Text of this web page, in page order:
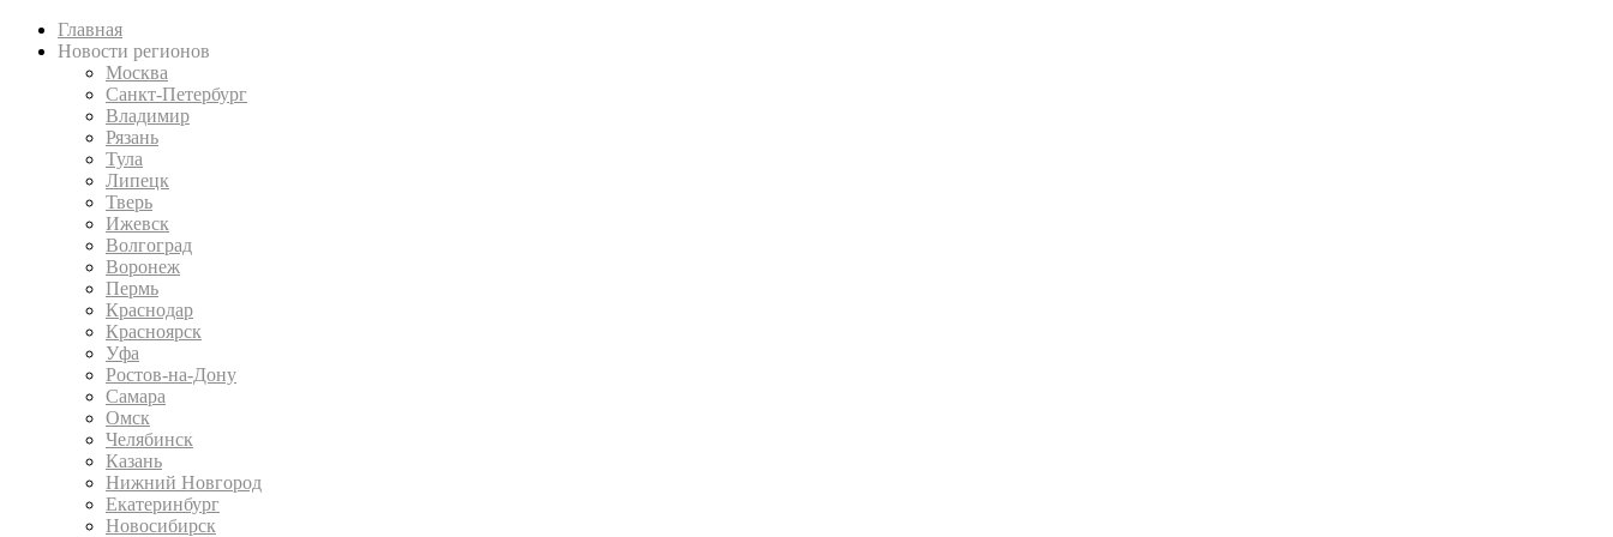
Главная
Новости регионов
Москва
Санкт-Петербург
Владимир
Рязань
Тула
Липецк
Тверь
Ижевск
Волгоград
Воронеж
Пермь
Краснодар
Красноярск
Уфа
Ростов-на-Дону
Самара
Омск
Челябинск
Казань
Нижний Новгород
Екатеринбург
Новосибирск